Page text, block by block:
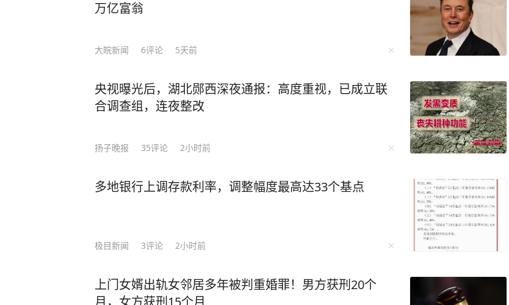
万亿富翁
大皖新闻 6评论 5天前
央视曝光后，湖北郧西深夜通报：高度重视，已成立联
合调查组，连夜整改
扬子晚报 35评论 2小时前
多地银行上调存款利率，调整幅度最高达33个基点
极目新闻 3评论 2小时前
上门女婿出轨女邻居多年被判重婚罪！男方获刑20个